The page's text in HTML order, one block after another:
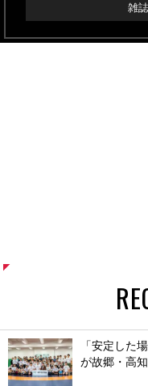
雑
「安定した
が故郷・高